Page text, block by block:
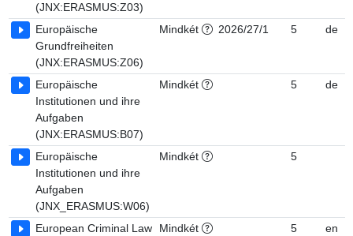
(JNX:ERASMUS:Z03)
Europäische
Grundfreiheiten
(JNX:ERASMUS:Z06)
Mindkét 2026/27/1 5 de
Europäische
Institutionen und ihre
Aufgaben
(JNX:ERASMUS:B07)
Mindkét 5 de
Europäische
Institutionen und ihre
Aufgaben
(JNX_ERASMUS:W06)
Mindkét 5
European Criminal Law
Mindkét 5 en